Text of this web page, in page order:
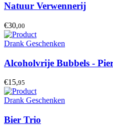
Natuur Verwennerij
€30,00
Drank Geschenken
Alcoholvrije Bubbels -
€15,95
Drank Geschenken
Bier Trio